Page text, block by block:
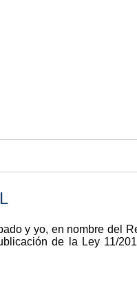
y yo, en nombre del
de la Ley 11/